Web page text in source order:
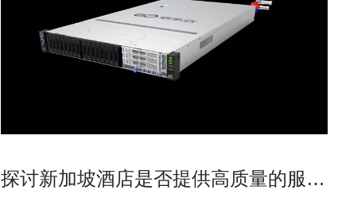
探讨新加坡酒店是否提供高质量的服务